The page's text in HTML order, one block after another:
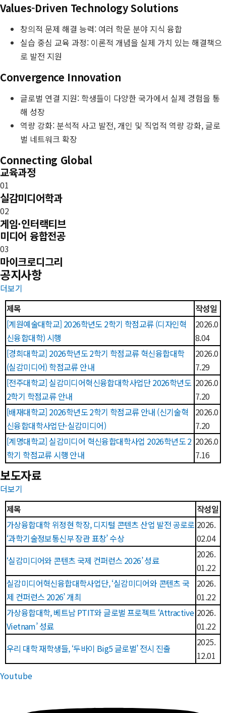
Values-Driven Technology Solutions
창의적 문제 해결 능력: 여러 학문 분야 지식 융합
실습 중심 교육 과정: 이론적 개념을 실제 가치 있는 해결책으
로 발전 지원
Convergence Innovation
글로벌 연결 지원: 학생들이 다양한 국가에서 실제 경험을 통
해 성장
역량 강화: 분석적 사고 발전, 개인 및 직업적 역량 강화, 글로
벌 네트워크 확장
Connecting Global
교육과정
01
실감미디어학과
02
게임·인터랙티브
미디어 융합전공
03
마이크로디그리
공지사항
더보기
제목
작성일
[계원예술대학교] 2026학년도 2학기 학점교류 (디자인혁
신융합대학) 시행
2026.0
8.04
[경희대학교] 2026학년도 2학기 학점교류 혁신융합대학
(실감미디어) 학점교류 안내
2026.0
7.29
[전주대학교] 실감미디어혁신융합대학사업단 2026학년도
2학기 학점교류 안내
2026.0
7.20
[배재대학교] 2026학년도 2학기 학점교류 안내 (신기술혁
신융합대학사업단-실감미디어)
2026.0
7.20
[계명대학교] 실감미디어 혁신융합대학사업 2026학년도 2
학기 학점교류 시행 안내
2026.0
7.16
보도자료
더보기
제목
작성일
가상융합대학 위정현 학장, 디지털 콘텐츠 산업 발전 공로로
‘과학기술정보통신부 장관 표창’ 수상
2026.
02.04
‘실감미디어와 콘텐츠 국제 컨퍼런스 2026’ 성료
2026.
01.22
실감미디어혁신융합대학사업단, ‘실감미디어와 콘텐츠 국
제 컨퍼런스 2026’ 개최
2026.
01.22
가상융합대학, 베트남 PTIT와 글로벌 프로젝트 ‘Attractive
Vietnam’ 성료
2026.
01.22
우리 대학 재학생들, ‘두바이 Big5 글로벌’ 전시 진출
2025.
12.01
Youtube